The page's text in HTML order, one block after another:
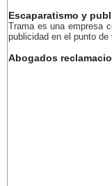
Escaparatismo y
Trama es una empresa
publicidad en el punto de
Abogados